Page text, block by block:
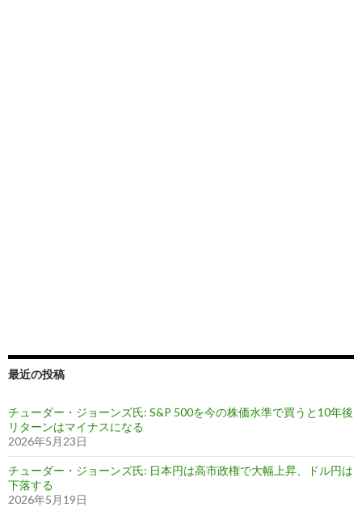
最近の投稿
チューダー・ジョーンズ氏: S&P 500を今の株価水準で買うと10年後
リターンはマイナスになる
2026年5月23日
チューダー・ジョーンズ氏: 日本円は高市政権で大幅上昇、ドル円は
下落する
2026年5月19日